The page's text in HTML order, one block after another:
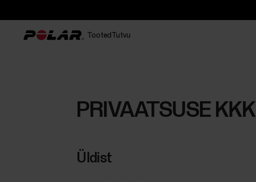
Tooted Tutvu
PRIVAATSUSE KKK
Üldist